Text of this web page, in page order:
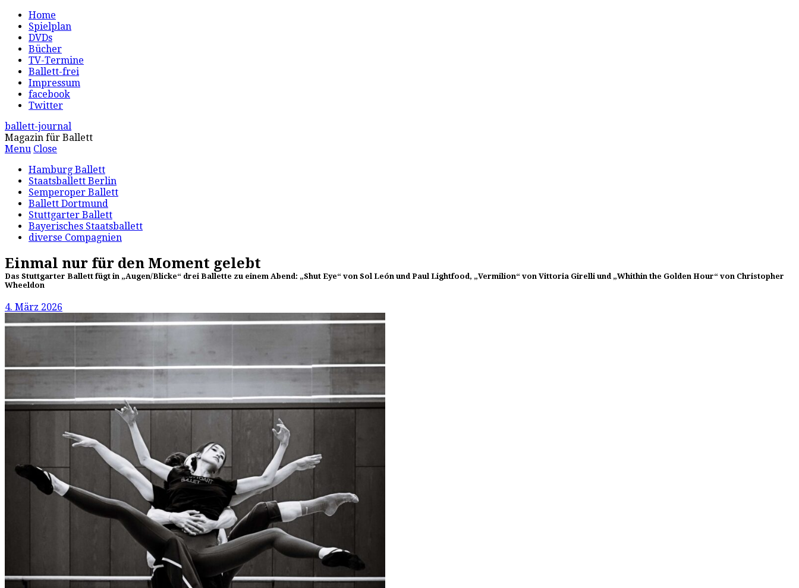
Home
Spielplan
DVDs
Bücher
TV-Termine
Ballett-frei
Impressum
facebook
Twitter
ballett-journal
Magazin für Ballett
Menu Close
Hamburg Ballett
Staatsballett Berlin
Semperoper Ballett
Ballett Dortmund
Stuttgarter Ballett
Bayerisches Staatsballett
diverse Compagnien
Einmal nur für den Moment gelebt
Das Stuttgarter Ballett fügt in „Augen/Blicke“ drei Ballette zu einem Abend: „Shut Eye“ von Sol León und Paul Lightfood, „Vermilion“ von Vittoria Girelli und „Whithin the Golden Hour“ von Christopher
Wheeldon
4. März 2026